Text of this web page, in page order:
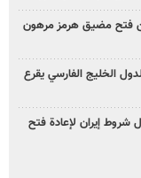
فتح مضيق هرمز مرهون
الخليج الفارسي يقرع
شروط إيران لإعادة فتح